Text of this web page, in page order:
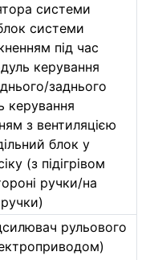
системи
системи
під час
керування
заднього
керування
з вентиляцією
блок у
(з підігрівом
ручки/на
рульового